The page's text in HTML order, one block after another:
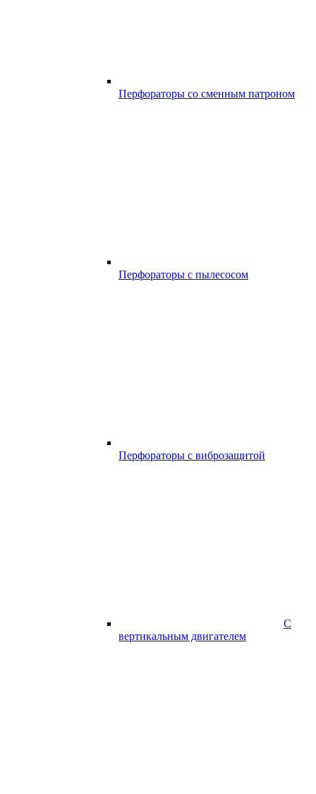
Перфораторы со сменным патроном
Перфораторы с пылесосом
Перфораторы с виброзащитой
С
вертикальным двигателем